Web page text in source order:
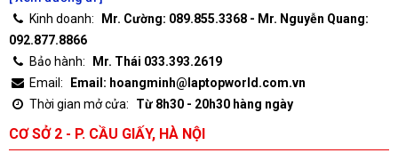
Kinh doanh:
Mr. Cường: 089.855.3368 - Mr. Nguyễn Quang:
092.877.8866
Bảo hành:
Mr. Thái 033.393.2619
Email:
Email: hoangminh@laptopworld.com.vn
Thời gian mở cửa:
Từ 8h30 - 20h30 hàng ngày
CƠ SỞ 2 - P. CẦU GIẤY, HÀ NỘI